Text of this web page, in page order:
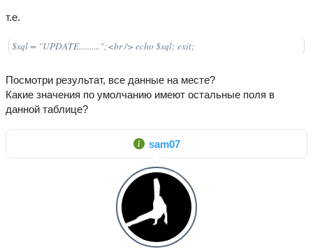
т.е.
$sql = "UPDATE..........";<br /> echo $sql; exit;
Посмотри результат, все данные на месте?
Какие значения по умолчанию имеют остальные поля в
данной таблице?
sam07